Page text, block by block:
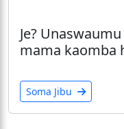
Je?
mama kaomba
Soma Jibu